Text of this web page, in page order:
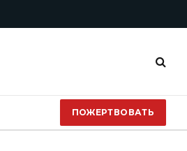
ПОЖЕРТВОВАТЬ